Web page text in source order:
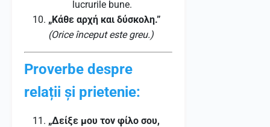
lucrurile bune.
„Κάθε αρχή και δύσκολη.”
(Orice început este greu.)
Proverbe despre
relații și prietenie:
„Δείξε μου τον φίλο σου,